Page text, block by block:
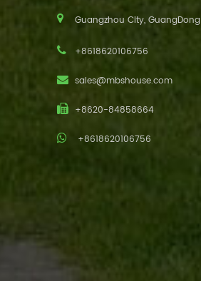
Guangzhou City,
+8618620106756
sales@mbshouse.com
+8620-84858664
+8618620106756